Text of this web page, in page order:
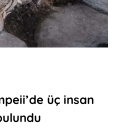
üç insan